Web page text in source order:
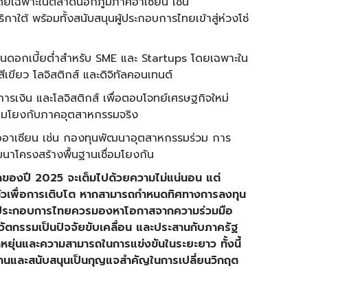
าใต้ พร้อมทั้งสนับสนุนผู้ประกอบการไทยเข้าสู่ห่วงโซ่
อกเบี้ยต่ำสำหรับ SME และ Startups โดยเฉพาะใน
ขียว โลจิสติกส์ และดิจิทัลคอนเทนต์
เงิน และโลจิสติกส์ เพื่อตอบโจทย์เศรษฐกิจใหม่
โยงกับภาคอุตสาหกรรมจริง
อาเซียน เช่น กองทุนพัฒนาอุตสาหกรรมร่วม การ
าโครงสร้างพื้นฐานเชื่อมโยงกัน
องปี 2025 จะเต็มไปด้วยความไม่แน่นอน แต่
พื่อการเติบโต หากสามารถกำหนดทิศทางการลงทุน
กอบการไทยควรมองหาโอกาสจากความร่วมมือ
ตกรรมเป็นปัจจัยขับเคลื่อน และประสานกับภาครัฐ
นและความสามารถในการแข่งขันในระยะยาว ทั้งนี้
นและสนับสนุนเป็นกุญแจสำคัญในการเปลี่ยนวิกฤต